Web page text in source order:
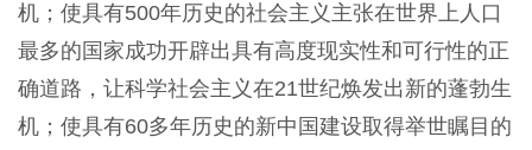
机；使具有500年历史的社会主义主张在世界上人口
最多的国家成功开辟出具有高度现实性和可行性的正
确道路，让科学社会主义在21世纪焕发出新的蓬勃生
机；使具有60多年历史的新中国建设取得举世瞩目的